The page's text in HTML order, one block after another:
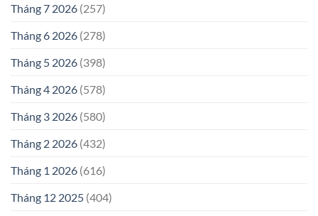
Tháng 7 2026 (257)
Tháng 6 2026 (278)
Tháng 5 2026 (398)
Tháng 4 2026 (578)
Tháng 3 2026 (580)
Tháng 2 2026 (432)
Tháng 1 2026 (616)
Tháng 12 2025 (404)